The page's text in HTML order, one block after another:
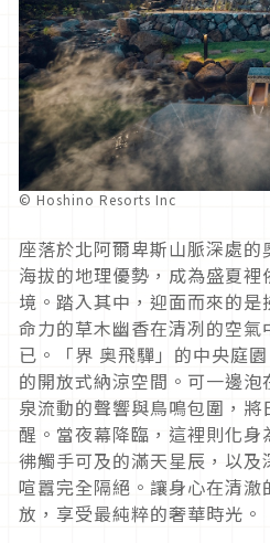
© Hoshino Resorts Inc
座落於北阿爾卑斯山脈深處
海拔的地理優勢，成為盛夏
境。踏入其中，迎面而來的
命力的草木幽香在清冽的空
已。「界 奥飛驒」的中央庭
的開放式納涼空間。可一邊
泉流動的聲響與鳥鳴包圍，
醒。當夜幕降臨，這裡則化
彿觸手可及的滿天星辰，以
喧囂完全隔絕。讓身心在清
放，享受最純粹的奢華時光。